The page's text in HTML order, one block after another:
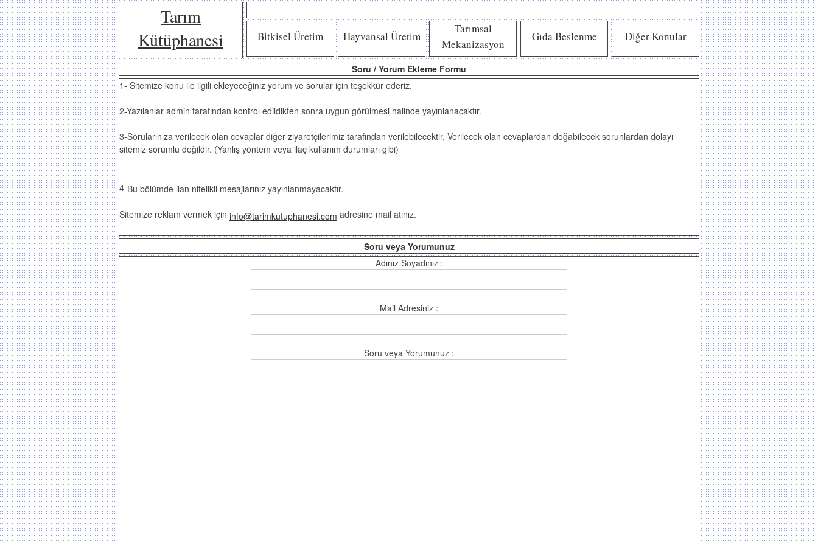
Tarım
Kütüphanesi
Bitkisel Üretim Hayvansal Üretim
Tarımsal
Mekanizasyon
Gıda Beslenme Diğer Konular
Soru / Yorum Ekleme Formu
1- Sitemize konu ile ilgili ekleyeceğiniz yorum ve sorular için teşekkür ederiz.
2-Yazılanlar admin tarafından kontrol edildikten sonra uygun görülmesi halinde yayınlanacaktır.
3-Sorularınıza verilecek olan cevaplar diğer ziyaretçilerimiz tarafından verilebilecektir. Verilecek olan cevaplardan doğabilecek sorunlardan dolayı
sitemiz sorumlu değildir. (Yanlış yöntem veya ilaç kullanım durumları gibi)
4-Bu bölümde ilan nitelikli mesajlarınız yayınlanmayacaktır.
Sitemize reklam vermek için info@tarimkutuphanesi.com adresine mail atınız.
Soru veya Yorumunuz
Adınız Soyadınız :
Mail Adresiniz :
Soru veya Yorumunuz :